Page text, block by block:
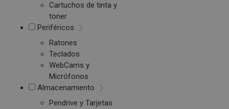
Cartuchos de tinta y
toner
Periféricos
Ratones
Teclados
WebCams y
Micrófonos
Almacenamiento
Pendrive y Tarjetas